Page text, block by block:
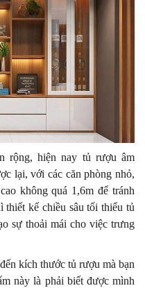
rộng, hiện nay tủ rượu âm
lại, với các căn phòng nhỏ,
không quá 1,6m để tránh
thiết kế chiều sâu tối thiểu tủ
sự thoải mái cho việc trưng
kích thước tủ rượu mà bạn
này là phải biết được mình